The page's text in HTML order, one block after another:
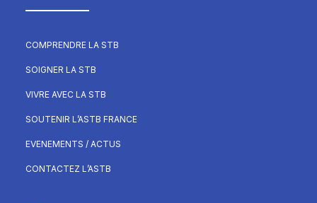
COMPRENDRE LA STB
SOIGNER LA STB
VIVRE AVEC LA STB
SOUTENIR L’ASTB FRANCE
EVENEMENTS / ACTUS
CONTACTEZ L’ASTB